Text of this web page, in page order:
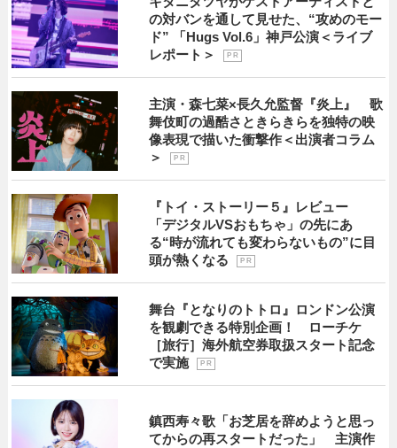
の対バンを通して見せた、“攻めのモー
ド” 「Hugs Vol.6」神戸公演＜ライブ
レポート＞
P R
主演・森七菜×長久允監督『炎上』 歌
舞伎町の過酷さときらきらを独特の映
像表現で描いた衝撃作＜出演者コラム
＞
P R
『トイ・ストーリー５』レビュー
「デジタルVSおもちゃ」の先にあ
る“時が流れても変わらないもの”に目
頭が熱くなる
P R
舞台『となりのトトロ』ロンドン公演
を観劇できる特別企画！ ローチケ
［旅行］海外航空券取扱スタート記念
で実施
P R
鎮西寿々歌「お芝居を辞めようと思っ
てからの再スタートだった」 主演作